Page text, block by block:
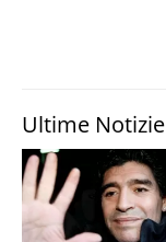
Ultime Notizie